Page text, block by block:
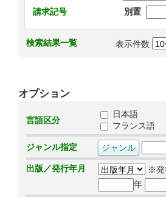
請求記号
別置
検索結果一覧 表示件数
オプション
言語区分
日本語
フランス語
ジャンル指定
出版／発行年月
※発
年